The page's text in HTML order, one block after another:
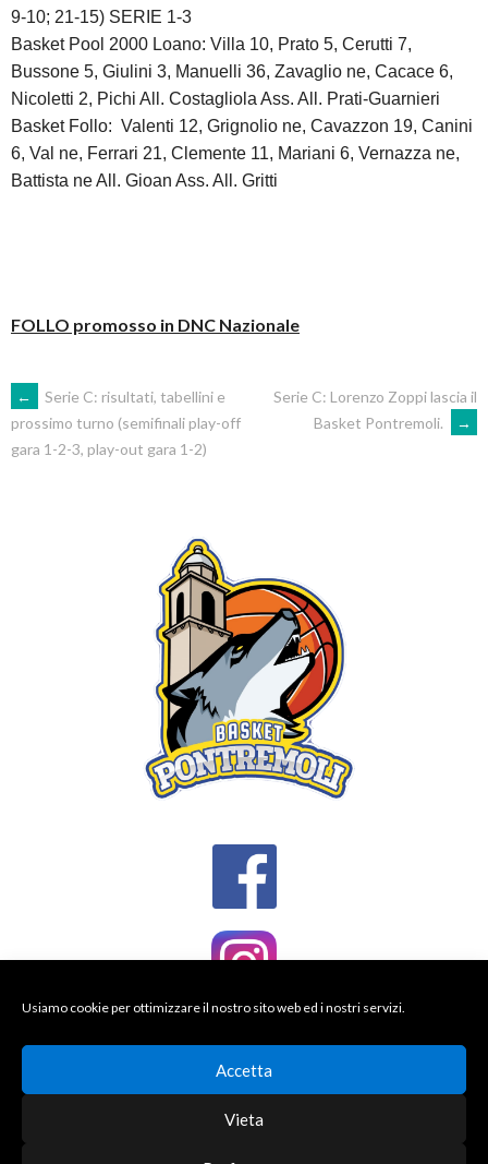
Usiamo cookie per ottimizzare il nostro sito web ed i nostri servizi.
Accetta
Vieta
9-10; 21-15) SERIE 1-3
Basket Pool 2000 Loano: Villa 10, Prato 5, Cerutti 7,
Bussone 5, Giulini 3, Manuelli 36, Zavaglio ne, Cacace 6,
Nicoletti 2, Pichi All. Costagliola Ass. All. Prati-Guarnieri
Basket Follo: Valenti 12, Grignolio ne, Cavazzon 19, Canini
6, Val ne, Ferrari 21, Clemente 11, Mariani 6, Vernazza ne,
Battista ne All. Gioan Ass. All. Gritti
FOLLO promosso in DNC Nazionale
POST
NAVIGATION
←
Serie C: risultati, tabellini e
prossimo turno (semifinali play-off
gara 1-2-3, play-out gara 1-2)
Serie C: Lorenzo Zoppi lascia il
Basket Pontremoli.
→